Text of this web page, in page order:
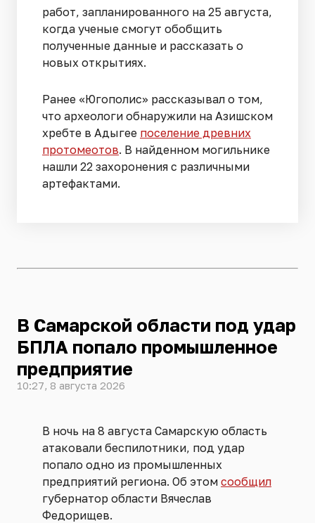
работ, запланированного на 25 августа,
когда ученые смогут обобщить
полученные данные и рассказать о
новых открытиях.
Ранее «Югополис» рассказывал о том,
что археологи обнаружили на Азишском
хребте в Адыгее поселение древних
протомеотов. В найденном могильнике
нашли 22 захоронения с различными
артефактами.
В Самарской области под удар
БПЛА попало промышленное
предприятие
10:27, 8 августа 2026
В ночь на 8 августа Самарскую область
атаковали беспилотники, под удар
попало одно из промышленных
предприятий региона. Об этом сообщил
губернатор области Вячеслав
Федорищев.